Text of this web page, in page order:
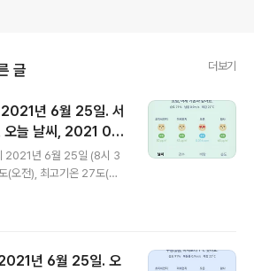
글 더보기
2021년 6월 25일. 서
오늘 날씨, 2021 06
, 황사, 자외선
2021년 6월 25일 (8시 3
(오전), 최고기온 27도(낮)
온입니다 아침에 최저기
미세먼지 좋음 = 11 ㎍/m
년 6월 25일. 오